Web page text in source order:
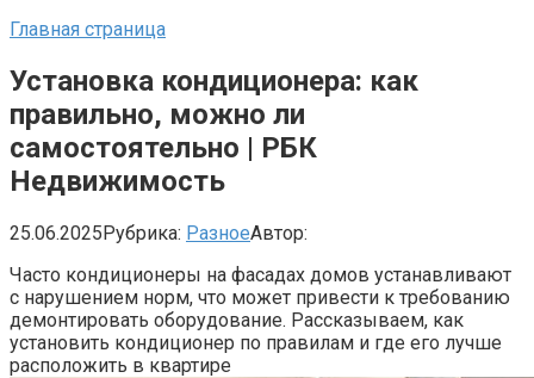
Главная страница
Установка кондиционера: как
правильно, можно ли
самостоятельно | РБК
Недвижимость
25.06.2025Рубрика: РазноеАвтор:
Часто кондиционеры на фасадах домов устанавливают
с нарушением норм, что может привести к требованию
демонтировать оборудование. Рассказываем, как
установить кондиционер по правилам и где его лучше
расположить в квартире